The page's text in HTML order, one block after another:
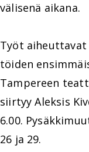
välisenä aikana.
Työt
töiden
Tampereen
siirtyy Aleksis
6.00.
26 ja 29.